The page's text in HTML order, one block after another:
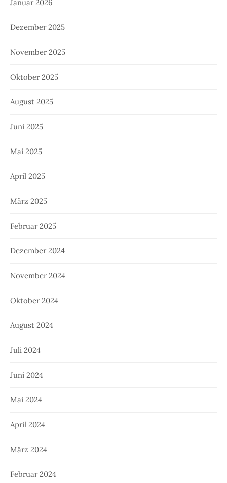
Januar 2026
Dezember 2025
November 2025
Oktober 2025
August 2025
Juni 2025
Mai 2025
April 2025
März 2025
Februar 2025
Dezember 2024
November 2024
Oktober 2024
August 2024
Juli 2024
Juni 2024
Mai 2024
April 2024
März 2024
Februar 2024